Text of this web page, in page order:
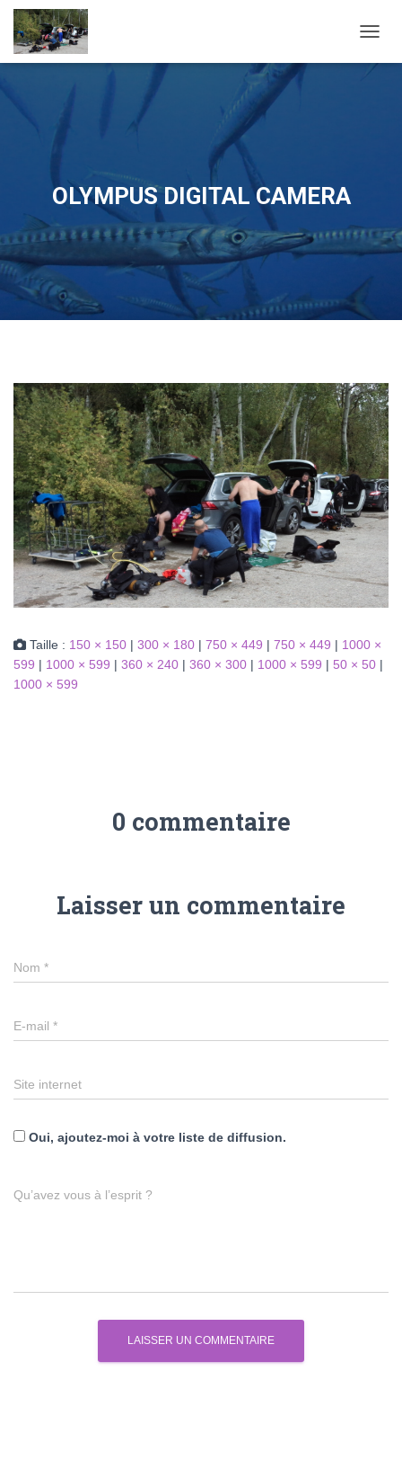
OLYMPUS DIGITAL CAMERA
Taille : 150 × 150 | 300 × 180 | 750 × 449 | 750 × 449 | 1000 ×
599 | 1000 × 599 | 360 × 240 | 360 × 300 | 1000 × 599 | 50 × 50 |
1000 × 599
0 commentaire
Laisser un commentaire
Nom *
E-mail *
Site internet
Oui, ajoutez-moi à votre liste de diffusion.
Qu’avez vous à l’esprit ?